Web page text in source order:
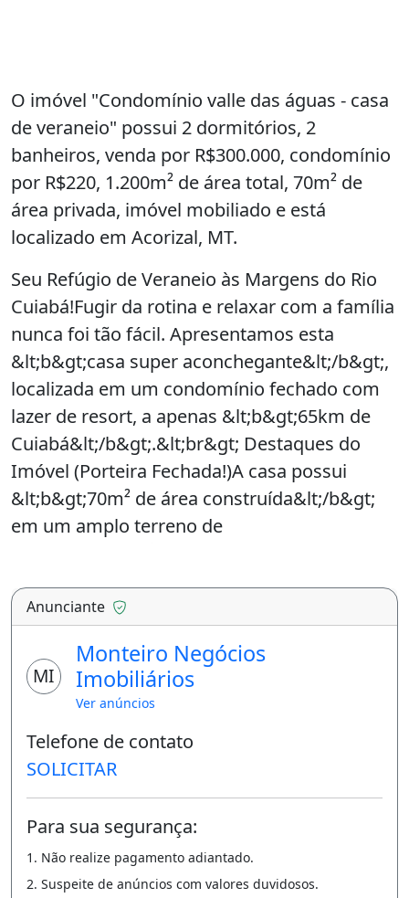
O imóvel "Condomínio valle das águas - casa
de veraneio" possui 2 dormitórios, 2
banheiros, venda por R$300.000, condomínio
por R$220, 1.200m² de área total, 70m² de
área privada, imóvel mobiliado e está
localizado em Acorizal, MT.
Seu Refúgio de Veraneio às Margens do Rio
Cuiabá!Fugir da rotina e relaxar com a família
nunca foi tão fácil. Apresentamos esta
&lt;b&gt;casa super aconchegante&lt;/b&gt;,
localizada em um condomínio fechado com
lazer de resort, a apenas &lt;b&gt;65km de
Cuiabá&lt;/b&gt;.&lt;br&gt; Destaques do
&lt;b&gt;70m² de área construída&lt;/b&gt;
em um amplo terreno de
&lt;b&gt;1.200m²&lt;/b&gt;, oferecendo muito
espaço e
privacidade.&lt;br&gt;&bull;&lt;b&gt;Dormitó
rios:&lt;/b&gt; 2 Quartos confortáveis (sendo
1 já com
&lt;/b&gt; 2 Banheiros (1 interno e 1 externo
para maior
comodidade).&lt;br&gt;&bull;&lt;b&gt;Equipa
Anunciante
MI
Monteiro Negócios
Imobiliários
Ver anúncios
Telefone de contato
SOLICITAR